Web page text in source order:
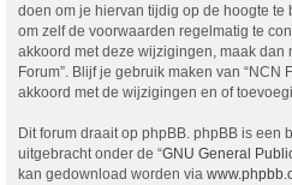
doen om je hiervan tijdig op de hoogte te
om zelf de voorwaarden regelmatig te
akkoord met deze wijzigingen, maak dan
Forum”. Blijf je gebruik maken van “NCN
akkoord met de wijzigingen en of
Dit forum draait op phpBB. phpBB is een
uitgebracht onder de “GNU General
kan gedownload worden via